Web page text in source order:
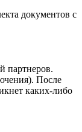
документов с
партнеров.
После
каких-либо